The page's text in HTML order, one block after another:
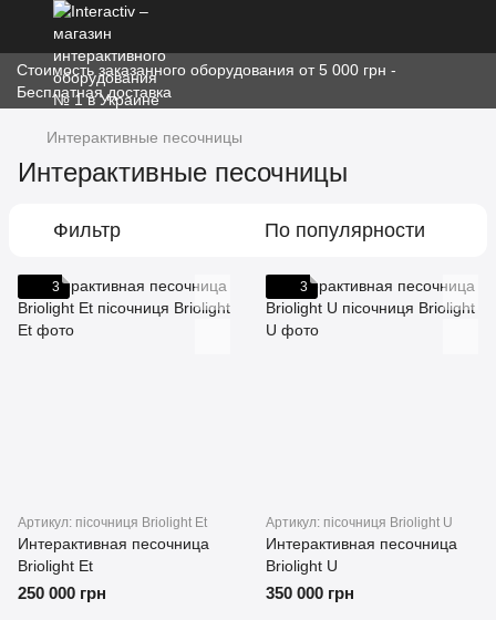
Стоимость заказанного оборудования от 5 000 грн -
Бесплатная доставка
Интерактивные песочницы
Интерактивные песочницы
Фильтр По популярности
3
Артикул: пісочниця Briolight Et
Интерактивная песочница
Briolight Et
250 000 грн
3
Артикул: пісочниця Briolight U
Интерактивная песочница
Briolight U
350 000 грн